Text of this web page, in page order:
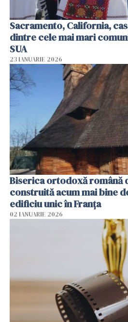
Sacramento, California,
dintre cele mai mari
SUA
23 IANUARIE 2026
Biserica ortodoxă română
construită acum mai bine
edificiu unic în Franţa
02 IANUARIE 2026